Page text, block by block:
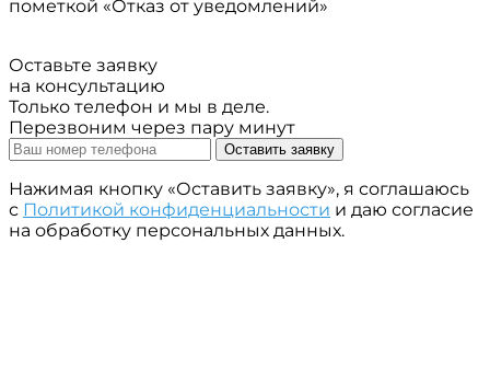
пометкой «Отказ от уведомлений»
Оставьте заявку
на консультацию
Только телефон и мы в деле.
Перезвоним через пару минут
Оставить заявку
Нажимая кнопку «Оставить заявку», я соглашаюсь
с Политикой конфиденциальности и даю согласие
на обработку персональных данных.